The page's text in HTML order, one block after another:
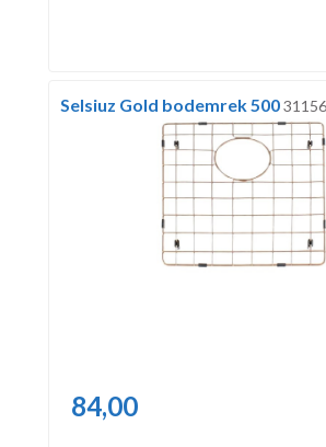
Selsiuz Gold bodemrek 500
84,00